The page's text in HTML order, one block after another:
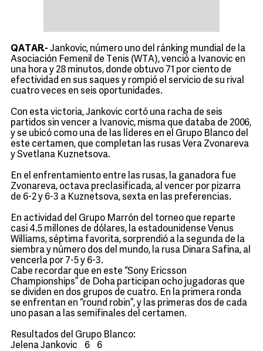
QATAR.- Jankovic, número uno del ránking mundial de la
Asociación Femenil de Tenis (WTA), venció a Ivanovic en
una hora y 28 minutos, donde obtuvo 71 por ciento de
efectividad en sus saques y rompió el servicio de su rival
cuatro veces en seis oportunidades.
Con esta victoria, Jankovic cortó una racha de seis
partidos sin vencer a Ivanovic, misma que databa de 2006,
y se ubicó como una de las líderes en el Grupo Blanco del
este certamen, que completan las rusas Vera Zvonareva
y Svetlana Kuznetsova.
En el enfrentamiento entre las rusas, la ganadora fue
Zvonareva, octava preclasificada, al vencer por pizarra
de 6-2 y 6-3 a Kuznetsova, sexta en las preferencias.
En actividad del Grupo Marrón del torneo que reparte
casi 4.5 millones de dólares, la estadounidense Venus
Williams, séptima favorita, sorprendió a la segunda de la
siembra y número dos del mundo, la rusa Dinara Safina, al
vencerla por 7-5 y 6-3.
Cabe recordar que en este “Sony Ericsson
Championships” de Doha participan ocho jugadoras que
se dividen en dos grupos de cuatro. En la primera ronda
se enfrentan en “round robin”, y las primeras dos de cada
uno pasan a las semifinales del certamen.
Resultados del Grupo Blanco:
Jelena Jankovic 6 6